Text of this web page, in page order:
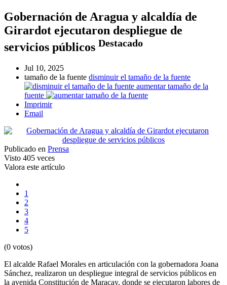
Gobernación de Aragua y alcaldía de
Girardot ejecutaron despliegue de
servicios públicos Destacado
Jul 10, 2025
tamaño de la fuente disminuir el tamaño de la fuente
aumentar tamaño de la
fuente
Imprimir
Email
Publicado en Prensa
Visto 405 veces
Valora este artículo
1
2
3
4
5
(0 votos)
El alcalde Rafael Morales en articulación con la gobernadora Joana
Sánchez, realizaron un despliegue integral de servicios públicos en
la avenida Constitución de Maracay, donde se ejecutaron labores de